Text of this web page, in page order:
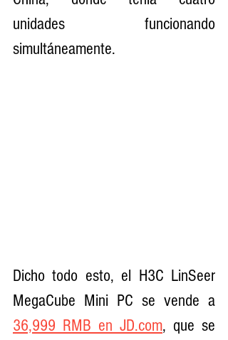
unidades funcionando
simultáneamente.
Dicho todo esto, el H3C LinSeer
36,999 RMB en JD.com, que se